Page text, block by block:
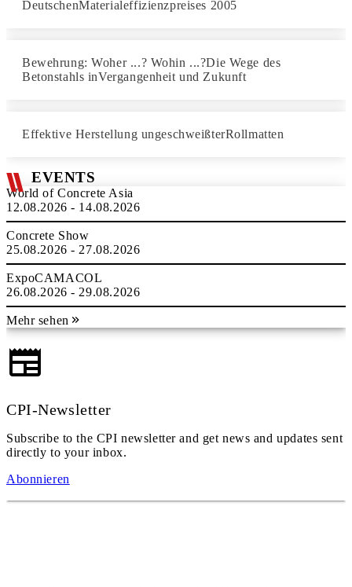
DeutschenMaterialeffizienzpreises 2005
Bewehrung: Woher ...? Wohin ...?Die Wege des
Betonstahls inVergangenheit und Zukunft
Effektive Herstellung ungeschweißterRollmatten
EVENTS
World of Concrete Asia
12.08.2026 - 14.08.2026
Concrete Show
25.08.2026 - 27.08.2026
ExpoCAMACOL
26.08.2026 - 29.08.2026
Mehr sehen
CPI-Newsletter
Subscribe to the CPI newsletter and get news and updates sent
directly to your inbox.
Abonnieren